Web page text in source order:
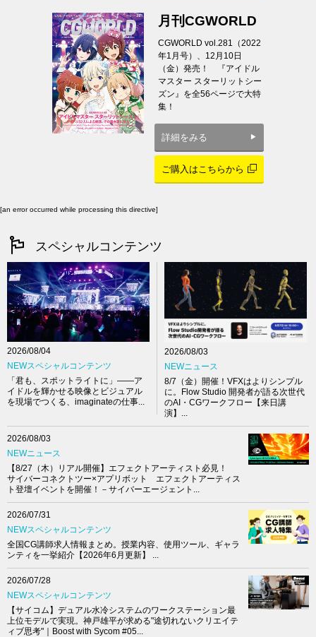
月刊CGWORLD
CGWORLD vol.281（2022
年1月号）、12月10日
（金）発売！ 『アイドル
マスター スターリットシー
ズン』を全56ページで大特
集！
詳細をみる
ご購入はこちらから
[an error occurred while processing this directive]
スペシャルコンテンツ
2026/08/04
NEWスペシャルコンテンツ
「君も、スポットライトに」――ア
イドルを輝かせる映像とビジュアル
を現場でつくる、imaginateの仕事...
2026/08/03
NEWニュース
8/7（金）開催！VFXはよりシンプル
に。Flow Studio 開発者が語る次世代
のAI・CGワークフロー【来日講
演】...
2026/08/03
NEWニュース
【8/27（木）リアル開催】エフェクトアーティスト必見！
サイバーコネクトツー×アプリボット エフェクトアーティス
ト登壇イベントを開催！－サイバーエージェント...
2026/07/31
NEWスペシャルコンテンツ
全国CG講師求人情報まとめ。授業内容、使用ツール、ギャラ
ンティを一挙紹介【2026年6月更新】 ...
2026/07/28
NEWスペシャルコンテンツ
【サイコム】デュアル水冷システムのワークステーション最
上位モデルで実現。神戸雄平が求める"途切れないクリエイテ
ィブ思考"｜Boost with Sycom #05...